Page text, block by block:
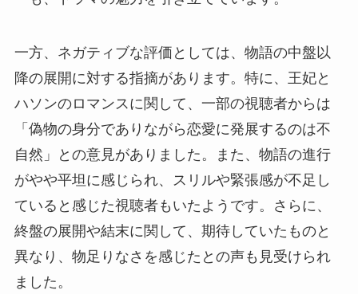
一方、ネガティブな評価としては、物語の中盤以
降の展開に対する指摘があります。特に、王妃と
ハソンのロマンスに関して、一部の視聴者からは
「偽物の身分でありながら恋愛に発展するのは不
自然」との意見がありました。また、物語の進行
がやや平坦に感じられ、スリルや緊張感が不足し
ていると感じた視聴者もいたようです。さらに、
終盤の展開や結末に関して、期待していたものと
異なり、物足りなさを感じたとの声も見受けられ
ました。